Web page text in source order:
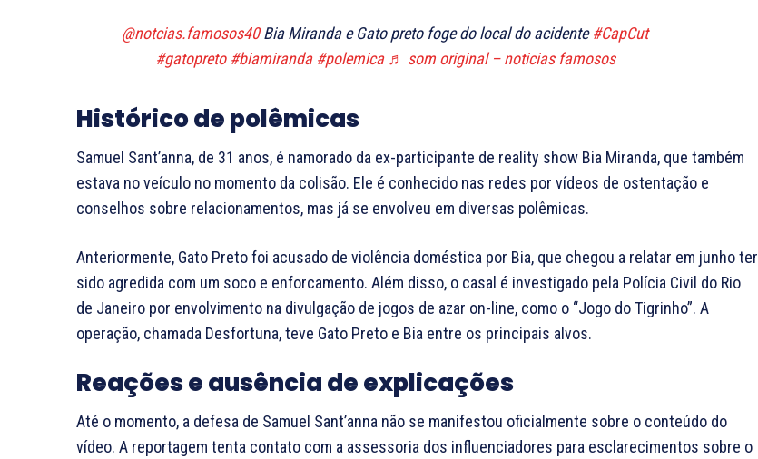
@notcias.famosos40Bia Miranda e Gato preto foge do local do acidente#CapCut
#gatopreto #biamiranda #polemica ♬ som original – noticias famosos
Histórico de polêmicas
Samuel Sant’anna, de 31 anos, é namorado da ex-participante de reality show Bia Miranda, que também
estava no veículo no momento da colisão. Ele é conhecido nas redes por vídeos de ostentação e
conselhos sobre relacionamentos, mas já se envolveu em diversas polêmicas.
Anteriormente, Gato Preto foi acusado de violência doméstica por Bia, que chegou a relatar em junho ter
sido agredida com um soco e enforcamento. Além disso, o casal é investigado pela Polícia Civil do Rio
de Janeiro por envolvimento na divulgação de jogos de azar on-line, como o “Jogo do Tigrinho”. A
operação, chamada Desfortuna, teve Gato Preto e Bia entre os principais alvos.
Reações e ausência de explicações
Até o momento, a defesa de Samuel Sant’anna não se manifestou oficialmente sobre o conteúdo do
vídeo. A reportagem tenta contato com a assessoria dos influenciadores para esclarecimentos sobre o